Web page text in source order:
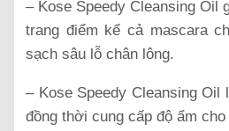
– Kose Speedy Cleansing Oil
trang điểm kể cả mascara
sạch sâu lỗ chân lông.
– Kose Speedy Cleansing Oil
đồng thời cung cấp độ ẩm